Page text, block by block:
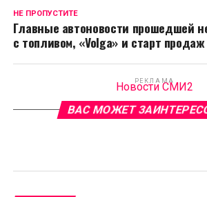
НЕ ПРОПУСТИТЕ
Главные автоновости прошедшей
с топливом, «Volga» и старт продаж
РЕКЛАМА
Новости СМИ2
ВАС МОЖЕТ